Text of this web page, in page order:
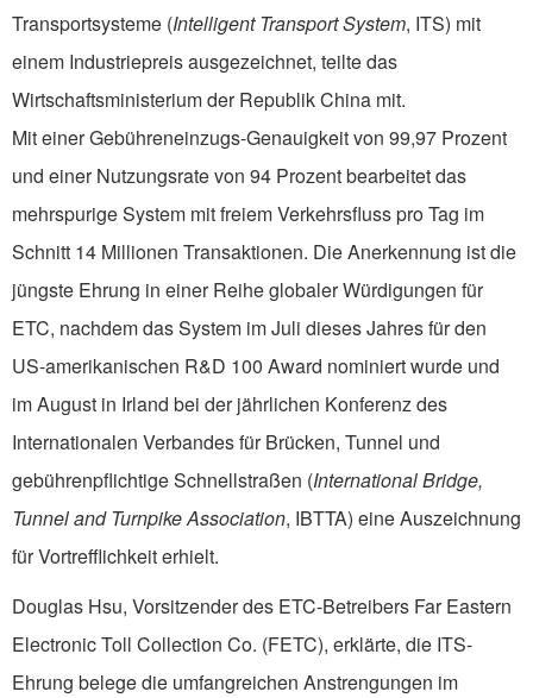
Transportsysteme (Intelligent Transport System, ITS) mit
einem Industriepreis ausgezeichnet, teilte das
Wirtschaftsministerium der Republik China mit.
Mit einer Gebühreneinzugs-Genauigkeit von 99,97 Prozent
und einer Nutzungsrate von 94 Prozent bearbeitet das
mehrspurige System mit freiem Verkehrsfluss pro Tag im
Schnitt 14 Millionen Transaktionen. Die Anerkennung ist die
jüngste Ehrung in einer Reihe globaler Würdigungen für
ETC, nachdem das System im Juli dieses Jahres für den
US-amerikanischen R&D 100 Award nominiert wurde und
im August in Irland bei der jährlichen Konferenz des
Internationalen Verbandes für Brücken, Tunnel und
gebührenpflichtige Schnellstraßen (International Bridge,
Tunnel and Turnpike Association, IBTTA) eine Auszeichnung
für Vortrefflichkeit erhielt.
Douglas Hsu, Vorsitzender des ETC-Betreibers Far Eastern
Electronic Toll Collection Co. (FETC), erklärte, die ITS-
Ehrung belege die umfangreichen Anstrengungen im